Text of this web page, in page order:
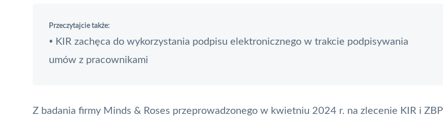
Przeczytajcie także:
•
KIR zachęca do wykorzystania podpisu elektronicznego w trakcie podpisywania
umów z pracownikami
Z badania firmy Minds & Roses przeprowadzonego w kwietniu 2024 r. na zlecenie KIR i ZBP